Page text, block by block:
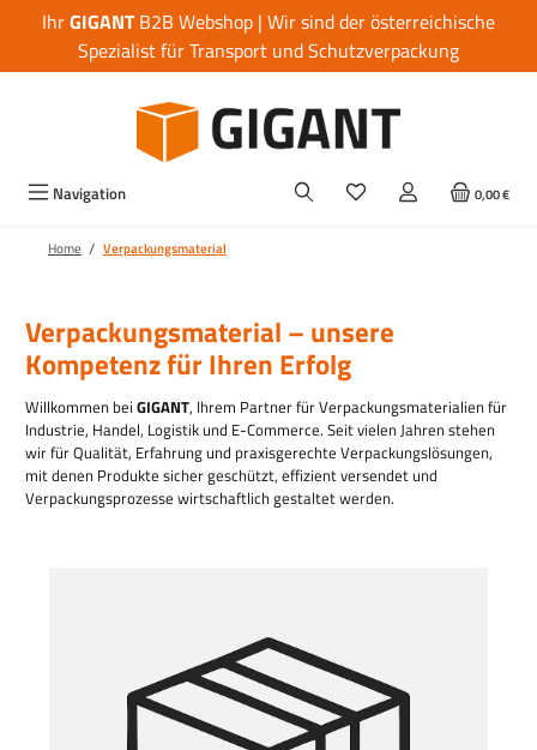
Zum Hauptinhalt springen
IhrGIGANTB2B Webshop | Wir sind der österreichische
Spezialist für Transport und Schutzverpackung
Navigation 0,00 €
Home / Verpackungsmaterial
Verpackungsmaterial – unsere
Kompetenz für Ihren Erfolg
Willkommen bei GIGANT, Ihrem Partner für Verpackungsmaterialien für
Industrie, Handel, Logistik und E-Commerce. Seit vielen Jahren stehen
wir für Qualität, Erfahrung und praxisgerechte Verpackungslösungen,
mit denen Produkte sicher geschützt, effizient versendet und
Verpackungsprozesse wirtschaftlich gestaltet werden.